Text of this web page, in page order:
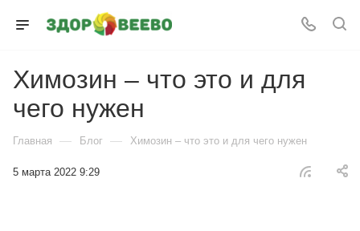
Химозин – что это и для
чего нужен
Главная — Блог — Химозин – что это и для чего нужен
5 марта 2022 9:29